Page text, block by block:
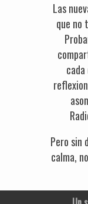
Las
que no
Pero sin
calma,